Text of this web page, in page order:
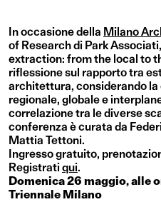
In occasione della Milano
of Research di Park
extraction: from the local to
riflessione sul rapporto tra
architettura, considerando
regionale, globale e
correlazione tra le diverse
conferenza è curata da
Mattia Tettoni.
Ingresso gratuito,
Registratiqui.
Domenica 26 maggio, alle
Triennale Milano